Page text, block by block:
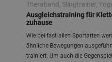
Theraband, Slingtrainer,
Ausgleichstraining für
zuhause
Wie bei fast allen Sportarten
ähnliche Bewegungen
trainiert. Um auch die